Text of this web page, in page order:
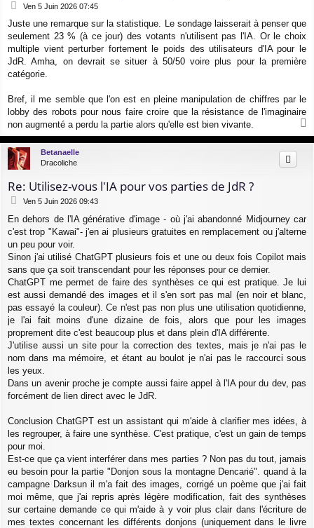
M
s
s
a
g
Ven 5 Juin 2026 07:45
Juste une remarque sur la statistique. Le sondage laisserait à penser que
seulement 23 % (à ce jour) des votants n'utilisent pas l'IA. Or le choix
multiple vient perturber fortement le poids des utilisateurs d'IA pour le
JdR. Amha, on devrait se situer à 50/50 voire plus pour la première
catégorie.
Bref, il me semble que l'on est en pleine manipulation de chiffres par le
lobby des robots pour nous faire croire que la résistance de l'imaginaire
non augmenté a perdu la partie alors qu'elle est bien vivante.
a
u
Betanaelle
Dracoliche
Re: Utilisez-vous l'IA pour vos parties de JdR ?
M
s
s
a
Ven 5 Juin 2026 09:43
En dehors de l'IA générative d'image - où j'ai abandonné Midjourney car
c'est trop "Kawai"- j'en ai plusieurs gratuites en remplacement ou j'alterne
un peu pour voir.
Sinon j'ai utilisé ChatGPT plusieurs fois et une ou deux fois Copilot mais
sans que ça soit transcendant pour les réponses pour ce dernier.
ChatGPT me permet de faire des synthèses ce qui est pratique. Je lui
est aussi demandé des images et il s'en sort pas mal (en noir et blanc,
pas essayé la couleur). Ce n'est pas non plus une utilisation quotidienne,
je l'ai fait moins d'une dizaine de fois, alors que pour les images
proprement dite c'est beaucoup plus et dans plein d'IA différente.
J'utilise aussi un site pour la correction des textes, mais je n'ai pas le
nom dans ma mémoire, et étant au boulot je n'ai pas le raccourci sous
les yeux.
Dans un avenir proche je compte aussi faire appel à l'IA pour du dev, pas
forcément de lien direct avec le JdR.
Conclusion ChatGPT est un assistant qui m'aide à clarifier mes idées, à
les regrouper, à faire une synthèse. C'est pratique, c'est un gain de temps
pour moi.
Est-ce que ça vient interférer dans mes parties ? Non pas du tout, jamais
eu besoin pour la partie "Donjon sous la montagne Dencarié". quand à la
campagne Darksun il m'a fait des images, corrigé un poème que j'ai fait
moi même, que j'ai repris après légère modification, fait des synthèses
sur certaine demande ce qui m'aide à y voir plus clair dans l'écriture de
mes textes concernant les différents donjons (uniquement dans le livre